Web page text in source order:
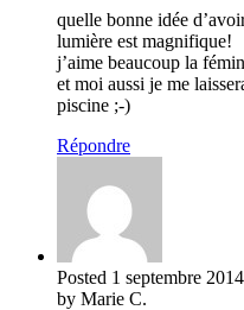
quelle bonne idée
lumière est magnifique!
j’aime beaucoup la
et moi aussi je me
piscine ;-)
Répondre
Posted 1 septembre 2014
by Marie C.